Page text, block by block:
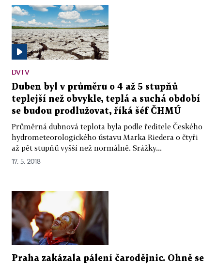
DVTV
Duben byl v průměru o 4 až 5 stupňů
teplejší než obvykle, teplá a suchá období
se budou prodlužovat, říká šéf ČHMÚ
Průměrná dubnová teplota byla podle ředitele Českého
hydrometeorologického ústavu Marka Riedera o čtyři
až pět stupňů vyšší než normálně. Srážky...
17. 5. 2018
Praha zakázala pálení čarodějnic. Ohně se